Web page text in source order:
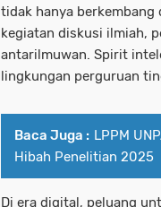
tidak hanya berkembang
kegiatan diskusi ilmiah,
antarilmuwan. Spirit
lingkungan perguruan
Baca Juga : LPPM
Hibah Penelitian 2025
Di era digital, peluang